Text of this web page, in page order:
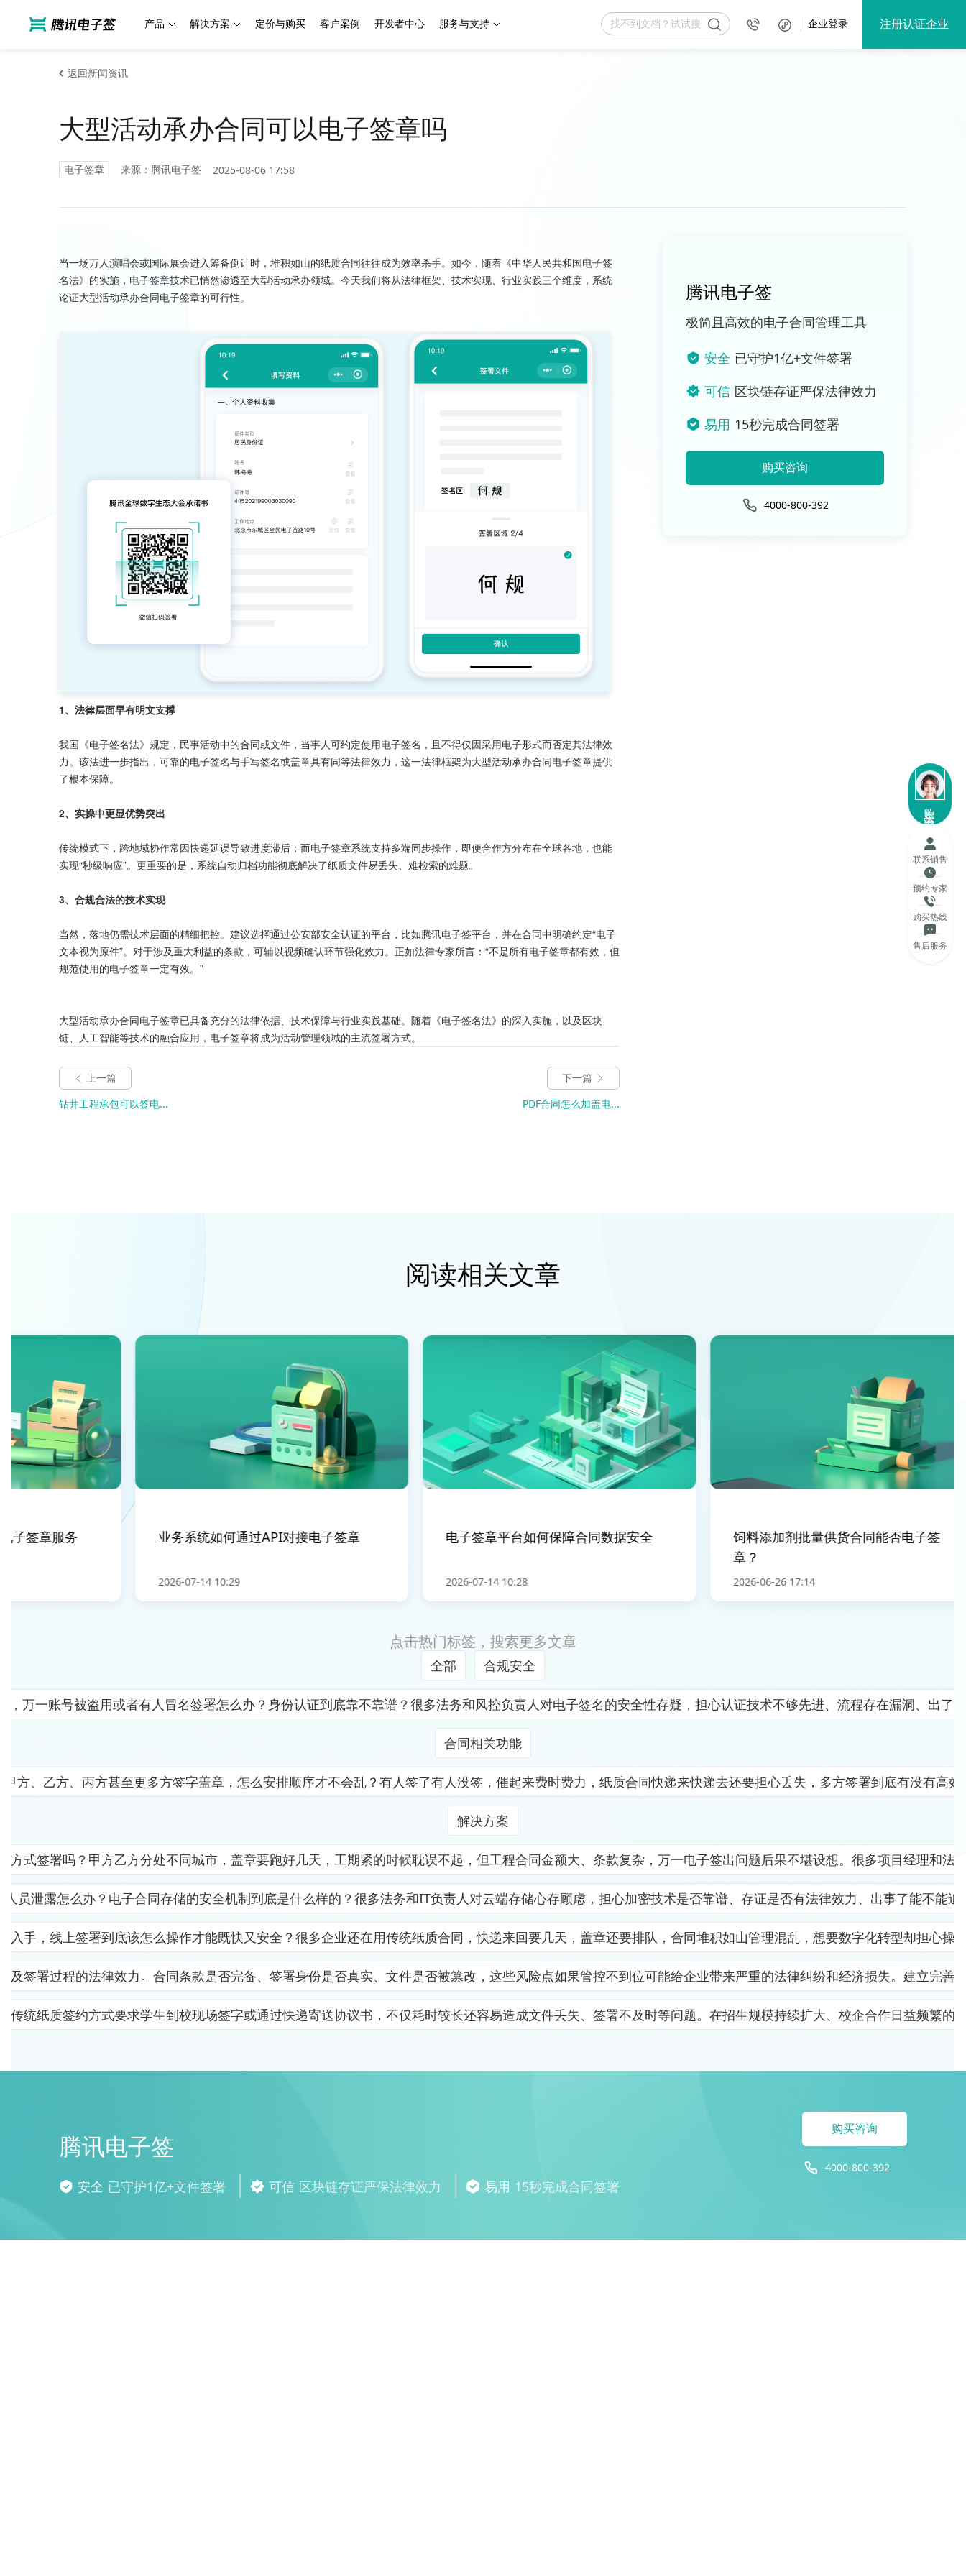
产品 解决方案 定价与购买 客户案例 开发者中心 服务与支持 企业登录 注册认证企业
返回新闻资讯
大型活动承办合同可以电子签章吗
电子签章 来源：腾讯电子签 2025-08-06 17:58
当一场万人演唱会或国际展会进入筹备倒计时，堆积如山的纸质合同往往成为效率杀手。如今，随着《中华人民共和国电子签
名法》的实施，电子签章技术已悄然渗透至大型活动承办领域。今天我们将从法律框架、技术实现、行业实践三个维度，系统
论证大型活动承办合同电子签章的可行性。
1、法律层面早有明文支撑
我国《电子签名法》规定，民事活动中的合同或文件，当事人可约定使用电子签名，且不得仅因采用电子形式而否定其法律效
力。该法进一步指出，可靠的电子签名与手写签名或盖章具有同等法律效力，这一法律框架为大型活动承办合同电子签章提供
了根本保障。
2、实操中更显优势突出
传统模式下，跨地域协作常因快递延误导致进度滞后；而电子签章系统支持多端同步操作，即便合作方分布在全球各地，也能
实现“秒级响应”。更重要的是，系统自动归档功能彻底解决了纸质文件易丢失、难检索的难题。
3、合规合法的技术实现
当然，落地仍需技术层面的精细把控。建议选择通过公安部安全认证的平台，比如腾讯电子签平台，并在合同中明确约定“电子
文本视为原件”。对于涉及重大利益的条款，可辅以视频确认环节强化效力。正如法律专家所言：“不是所有电子签章都有效，但
规范使用的电子签章一定有效。”
大型活动承办合同电子签章已具备充分的法律依据、技术保障与行业实践基础。随着《电子签名法》的深入实施，以及区块
链、人工智能等技术的融合应用，电子签章将成为活动管理领域的主流签署方式。
上一篇
钻井工程承包可以签电...
下一篇
PDF合同怎么加盖电...
腾讯电子签
极简且高效的电子合同管理工具
安全 已守护1亿+文件签署
可信 区块链存证严保法律效力
易用 15秒完成合同签署
购买咨询
4000-800-392
阅读相关文章
签章服务 业务系统如何通过API对接电子签章
2026-07-14 10:29
电子签章平台如何保障合同数据安全
2026-07-14 10:28
饲料添加剂批量供货合同能否电子签
章？
2026-06-26 17:14
点击热门标签，搜索更多文章
全部 合规安全
万一账号被盗用或者有人冒名签署怎么办？身份认证到底靠不靠谱？很多法务和风控负责人对电子签名的安全性存疑，担心认证技术不够先进、流程存在漏洞、出了
合同相关功能
方、乙方、丙方甚至更多方签字盖章，怎么安排顺序才不会乱？有人签了有人没签，催起来费时费力，纸质合同快递来快递去还要担心丢失，多方签署到底有没有高
解决方案
方式签署吗？甲方乙方分处不同城市，盖章要跑好几天，工期紧的时候耽误不起，但工程合同金额大、条款复杂，万一电子签出问题后果不堪设想。很多项目经理和法
员泄露怎么办？电子合同存储的安全机制到底是什么样的？很多法务和IT负责人对云端存储心存顾虑，担心加密技术是否靠谱、存证是否有法律效力、出事了能不能
入手，线上签署到底该怎么操作才能既快又安全？很多企业还在用传统纸质合同，快递来回要几天，盖章还要排队，合同堆积如山管理混乱，想要数字化转型却担心操
签署过程的法律效力。合同条款是否完备、签署身份是否真实、文件是否被篡改，这些风险点如果管控不到位可能给企业带来严重的法律纠纷和经济损失。建立完
统纸质签约方式要求学生到校现场签字或通过快递寄送协议书，不仅耗时较长还容易造成文件丢失、签署不及时等问题。在招生规模持续扩大、校企合作日益频繁
腾讯电子签
安全 已守护1亿+文件签署 可信 区块链存证严保法律效力 易用 15秒完成合同签署
购买咨询
4000-800-392
购买咨询
联系销售
预约专家
购买热线
售后服务